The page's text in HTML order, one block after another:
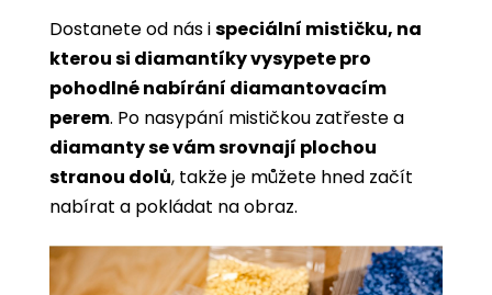
Dostanete od nás ispeciální mističku, na
kterou si diamantíky vysypete pro
pohodlné nabírání diamantovacím
perem. Po nasypání mističkou zatřeste a
diamanty se vám srovnají plochou
stranou dolů, takže je můžete hned začít
nabírat a pokládat na obraz.